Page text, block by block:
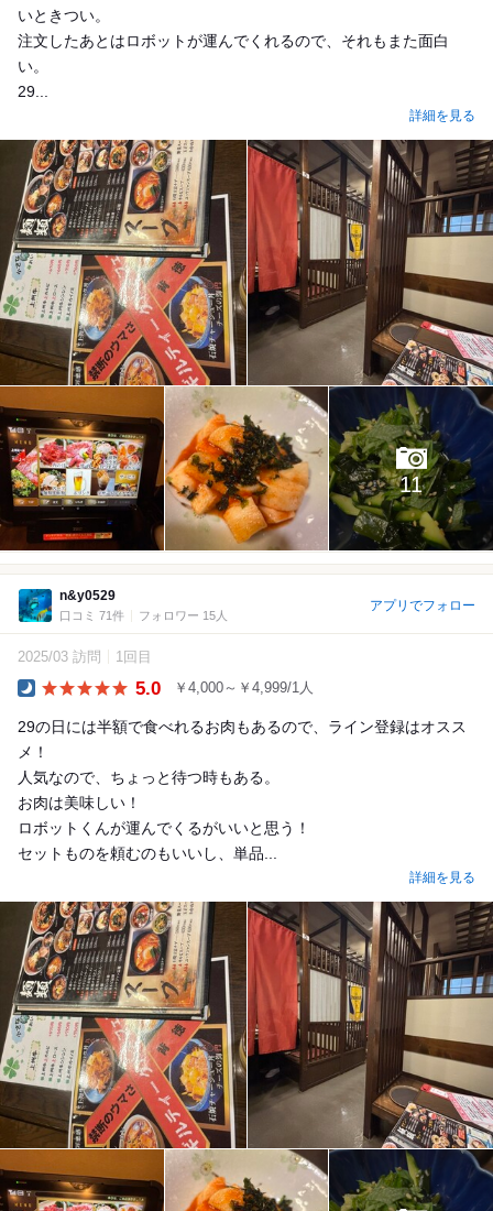
いときつい。
注文したあとはロボットが運んでくれるので、それもまた面白
い。
29...
詳細を見る
11
n&y0529
口コミ 71件 フォロワー 15人
アプリでフォロー
2025/03 訪問 1回目
5.0 ￥4,000～￥4,999/1人
29の日には半額で食べれるお肉もあるので、ライン登録はオスス
メ！
人気なので、ちょっと待つ時もある。
お肉は美味しい！
ロボットくんが運んでくるがいいと思う！
セットものを頼むのもいいし、単品...
詳細を見る